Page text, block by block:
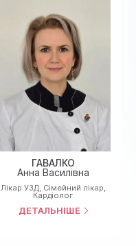
ГАВАЛКО
Анна Василівна
Лiкар УЗД, Сімейний лікар,
Кардіолог
ДЕТАЛЬНІШЕ